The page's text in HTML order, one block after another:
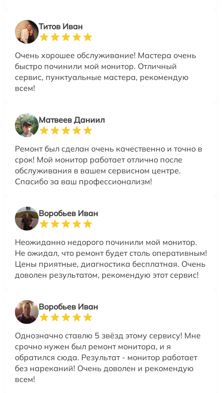
Титов Иван
Очень хорошее обслуживание! Мастера очень
быстро починили мой монитор. Отличный
сервис, пунктуальные мастера, рекомендую
всем!
Матвеев Даниил
Ремонт был сделан очень качественно и точно в
срок! Мой монитор работает отлично после
обслуживания в вашем сервисном центре.
Спасибо за ваш профессионализм!
Воробьев Иван
Неожиданно недорого починили мой монитор.
Не ожидал, что ремонт будет столь оперативным!
Цены приятные, диагностика бесплатная. Очень
доволен результатом, рекомендую этот сервис!
Воробьев Иван
Однозначно ставлю 5 звёзд этому сервису! Мне
срочно нужен был ремонт монитора, и я
обратился сюда. Результат - монитор работает
без нареканий! Очень доволен и рекомендую
всем!